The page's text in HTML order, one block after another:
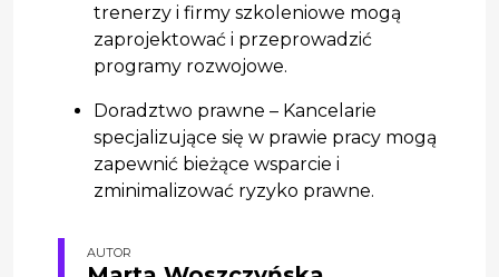
trenerzy i firmy szkoleniowe mogą
zaprojektować i przeprowadzić
programy rozwojowe.
Doradztwo prawne – Kancelarie
specjalizujące się w prawie pracy mogą
zapewnić bieżące wsparcie i
zminimalizować ryzyko prawne.
AUTOR